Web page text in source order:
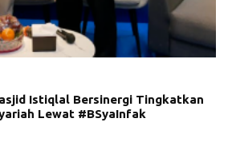
Istiqlal Bersinergi Tingkatkan
Lewat #BSyaInfak